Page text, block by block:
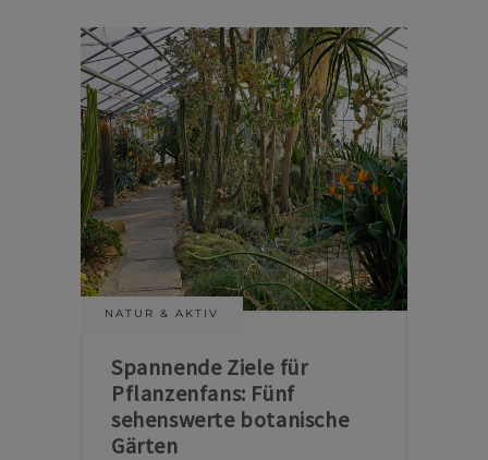
NATUR & AKTIV
Spannende Ziele für
Pflanzenfans: Fünf
sehenswerte botanische
Gärten